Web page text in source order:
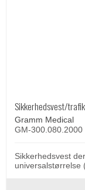
Sikkerhedsvest/
Gramm Medical
GM-300.080.2000
Sikkerhedsvest
universalstørrelse